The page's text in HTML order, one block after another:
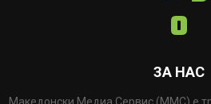
ЗА НАС
Македонски Медиа Сервис (ММС) е